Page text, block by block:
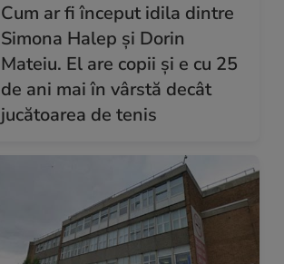
Cum ar fi început idila dintre
Simona Halep și Dorin
Mateiu. El are copii și e cu 25
de ani mai în vârstă decât
jucătoarea de tenis